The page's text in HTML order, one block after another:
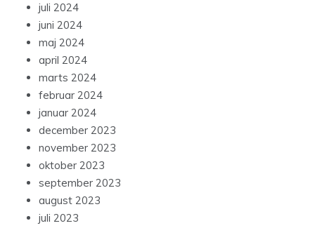
juli 2024
juni 2024
maj 2024
april 2024
marts 2024
februar 2024
januar 2024
december 2023
november 2023
oktober 2023
september 2023
august 2023
juli 2023